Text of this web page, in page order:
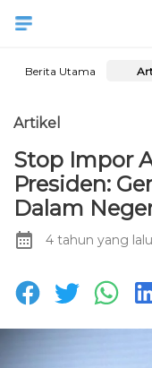
Berita Utama
Artikel
Stop Impor
Presiden:
Dalam
4 tahun yang lalu